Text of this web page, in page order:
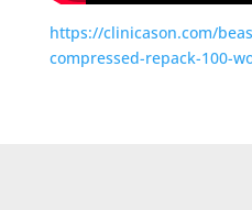
https://clinicason.com/
compressed-repack-100-